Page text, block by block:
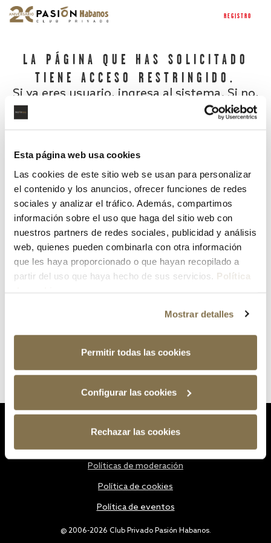
Esta página web usa cookies
Las cookies de este sitio web se usan para personalizar
el contenido y los anuncios, ofrecer funciones de redes
sociales y analizar el tráfico. Además, compartimos
información sobre el uso que haga del sitio web con
nuestros partners de redes sociales, publicidad y análisis
web, quienes pueden combinarla con otra información
que les haya proporcionado o que hayan recopilado a
partir del uso que haya hecho de sus servicios. Política
Mostrar detalles
Permitir todas las cookies
Configurar las cookies
Rechazar las cookies
REGISTRO
LA PÁGINA QUE HAS SOLICITADO
TIENE ACCESO RESTRINGIDO.
Si ya eres usuario, ingresa al sistema. Si no,
¿Has olvidado tu contraseña?
@ 2006-2026 Club Privado Pasión Habanos.
Políticas de moderación
Política de cookies
Política de eventos